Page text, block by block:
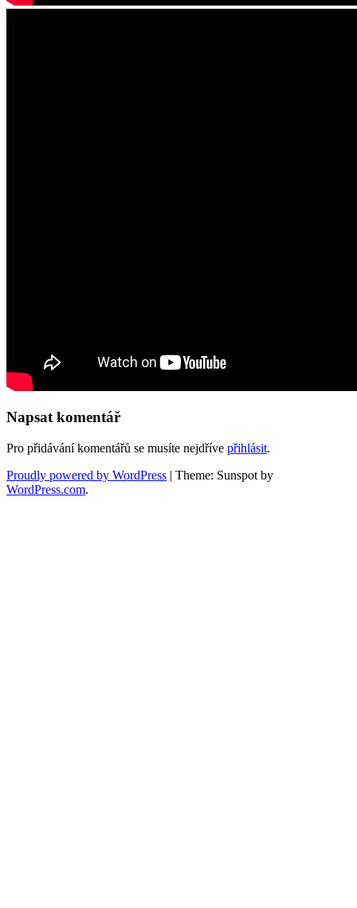
Napsat komentář
Pro přidávání komentářů se musíte nejdříve přihlásit.
Proudly powered by WordPress | Theme: Sunspot by
WordPress.com.